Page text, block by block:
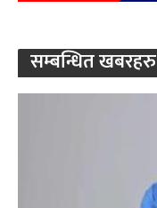
सम्बन्धित खबरहरु